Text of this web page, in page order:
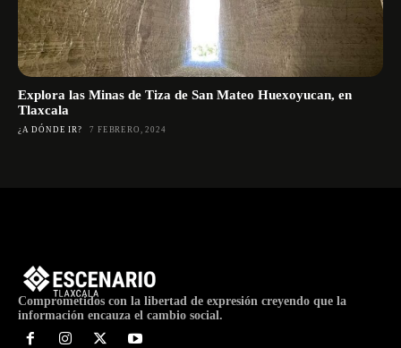
Explora las Minas de Tiza de San Mateo Huexoyucan, en
Tlaxcala
¿A DÓNDE IR? 7 FEBRERO, 2024
Comprometidos con la libertad de expresión creyendo que la
información encauza el cambio social.